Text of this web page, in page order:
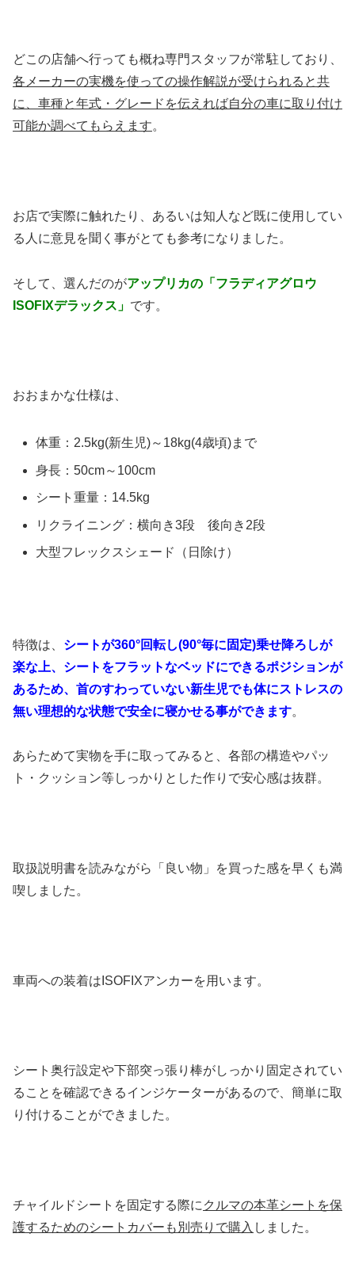
どこの店舗へ行っても概ね専門スタッフが常駐しており、
各メーカーの実機を使っての操作解説が受けられると共
に、車種と年式・グレードを伝えれば自分の車に取り付け
可能か調べてもらえます。
お店で実際に触れたり、あるいは知人など既に使用してい
る人に意見を聞く事がとても参考になりました。
そして、選んだのがアップリカの 「フラディアグロウ
ISOFIXデラックス」 です。
おおまかな仕様は、
体重：2.5kg(新生児)～18kg(4歳頃)まで
身長：50cm～100cm
シート重量：14.5kg
リクライニング：横向き3段 後向き2段
大型フレックスシェード（日除け）
特徴は、 シートが360°回転し(90°毎に固定)乗せ降ろしが
楽な上、シートをフラットなベッドにできるポジションが
あるため、首のすわっていない新生児でも体にストレスの
無い理想的な状態で安全に寝かせる事ができます。
あらためて実物を手に取ってみると、各部の構造やパッ
ト・クッション等しっかりとした作りで安心感は抜群。
取扱説明書を読みながら「良い物」を買った感を早くも満
喫しました。
車両への装着はISOFIXアンカーを用います。
シート奥行設定や下部突っ張り棒がしっかり固定されてい
ることを確認できるインジケーターがあるので、簡単に取
り付けることができました。
チャイルドシートを固定する際に クルマの本革シートを保
護するためのシートカバーも別売りで購入 しました。